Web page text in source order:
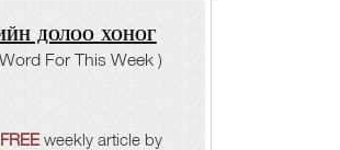
долоо хоног
For This Week )
FREEweekly article by